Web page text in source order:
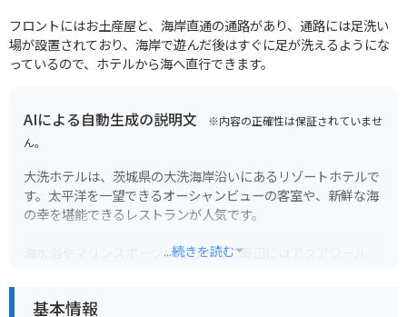
フロントにはお土産屋と、海岸直通の通路があり、通路には足洗い
場が設置されており、海岸で遊んだ後はすぐに足が洗えるようにな
っているので、ホテルから海へ直行できます。
AIによる自動生成の説明文 ※内容の正確性は保証されていませ
ん。
大洗ホテルは、茨城県の大洗海岸沿いにあるリゾートホテルで
す。太平洋を一望できるオーシャンビューの客室や、新鮮な海
の幸を堪能できるレストランが人気です。
海水浴やマリンスポーツはもちろん、周辺にはアクアワールド
...続きを読む
基本情報